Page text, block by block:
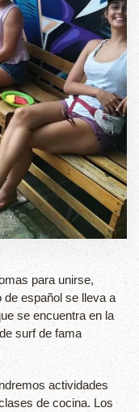
para unirse,
de español se lleva a
se encuentra en la
surf de fama
actividades
de cocina. Los